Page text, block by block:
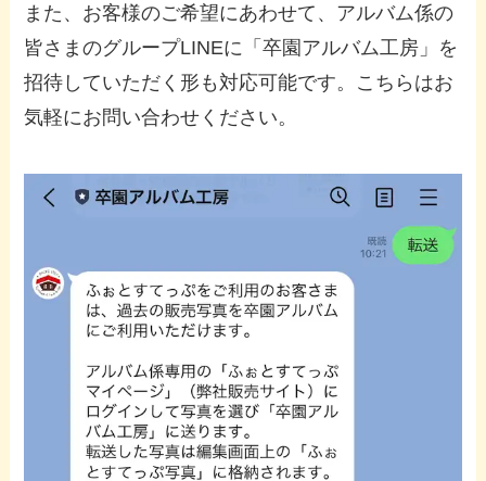
また、お客様のご希望にあわせて、アルバム係の
皆さまのグループLINEに「卒園アルバム工房」を
招待していただく形も対応可能です。こちらはお
気軽にお問い合わせください。